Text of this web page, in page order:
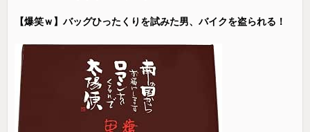
【爆笑ｗ】バッグひったくりを試みた男、バイクを盗られる！